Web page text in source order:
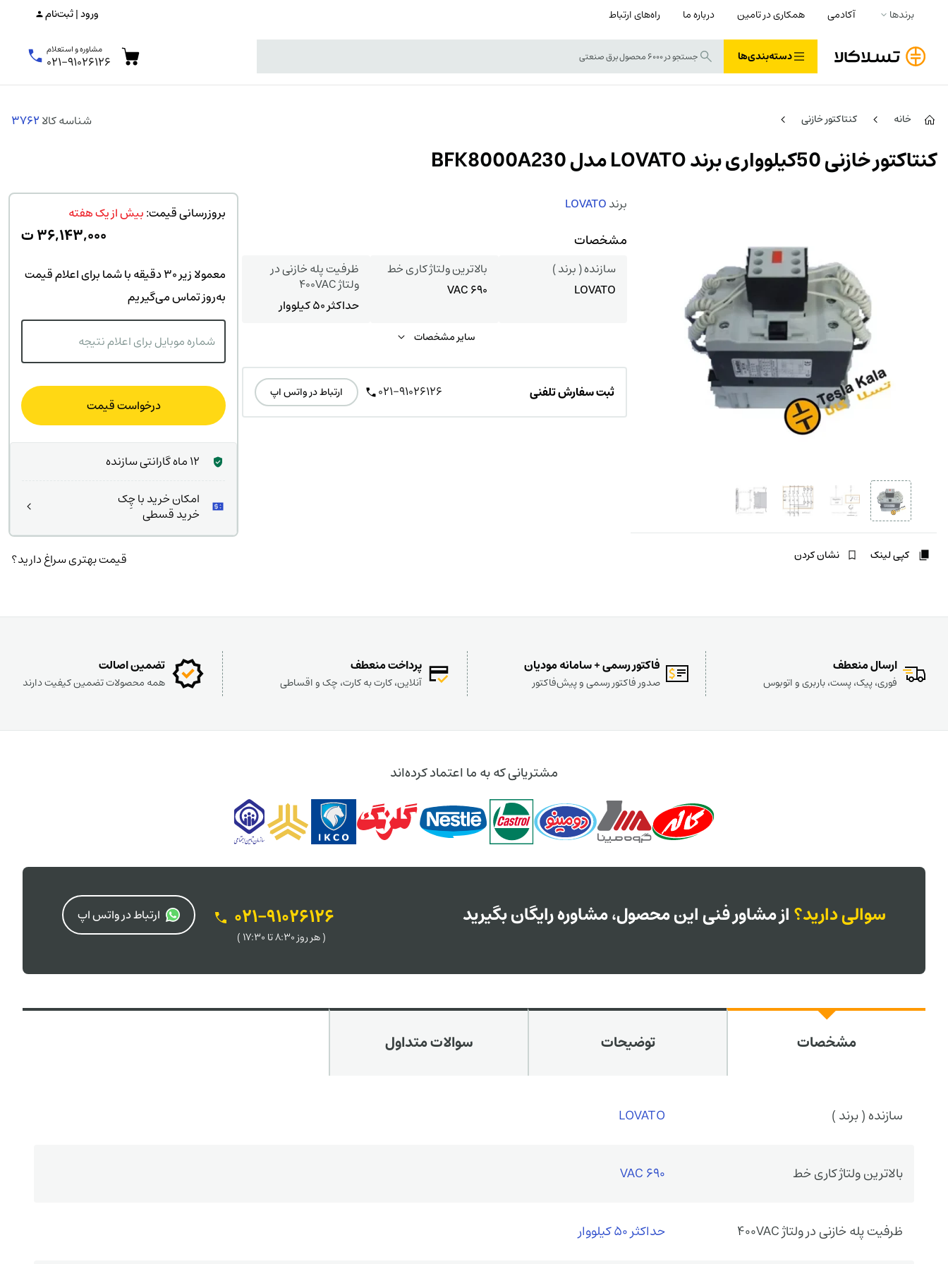
برندها آکادمی همکاری در تامین درباره ما راه‌های ارتباط ورود | ثبت‌نام
دسته‌بندی‌ها مشاوره و استعلام
۰۲۱-۹۱۰۲۶۱۲۶
خانه کنتاکتور خازنی شناسه کالا3762
کنتاکتور خازنی 50کیلوواری برند LOVATO مدل BFK8000A230
کپی لینک نشان کردن
برندLOVATO
مشخصات
سازنده ( برند )
LOVATO
بالاترین ولتاژ کاری خط
690 VAC
ظرفیت پله خازنی در
ولتاژ 400VAC
حداکثر 50 کیلووار
سایر مشخصات
ثبت سفارش تلفنی 021-91026126 ارتباط در واتس اپ
بروزرسانی قیمت:بیش از یک هفته
۳۶,۱۴۳,۰۰۰ت
معمولا زیر ۳۰ دقیقه با شما برای اعلام قیمت
به‌روز تماس می‌گیریم
شماره موبایل برای اعلام نتیجه
درخواست قیمت
12 ماه گارانتی سازنده
امکان خرید با چِک
خرید قسطی
قیمت بهتری سراغ دارید؟
ارسال منعطف
فوری، پیک، پست، باربری و اتوبوس
فاکتور رسمی + سامانه مودیان
صدور فاکتور رسمی و پیش‌فاکتور
پرداخت منعطف
آنلاین، کارت به کارت، چک و اقساطی
تضمین اصالت
همه محصولات تضمین کیفیت دارند
مشتریانی که به ما اعتماد کرده‌اند
سوالی دارید؟از مشاور فنی این محصول، مشاوره رایگان بگیرید 021-91026126
( هر روز 8:30 تا 17:30 )
ارتباط در واتس اپ
مشخصات توضیحات سوالات متداول
سازنده ( برند ) LOVATO
بالاترین ولتاژ کاری خط 690 VAC
ظرفیت پله خازنی در ولتاژ 400VAC حداکثر 50 کیلووار